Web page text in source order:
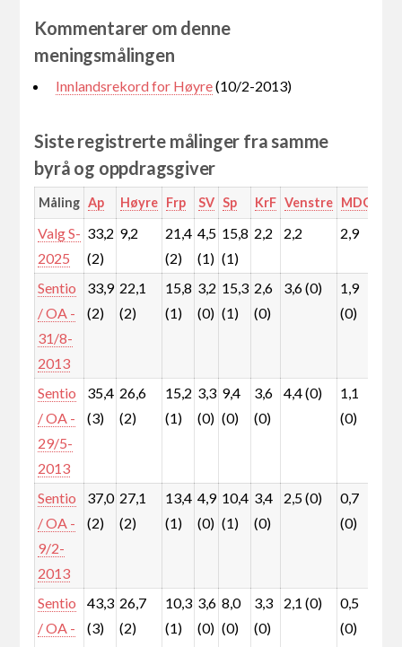
Kommentarer om denne
meningsmålingen
Innlandsrekord for Høyre(10/2-2013)
Siste registrerte målinger fra samme
byrå og oppdragsgiver
Måling Ap Høyre Frp SV Sp KrF Venstre MDG
Valg S-
2025
33,2
(2)
9,2
21,4
(2)
4,5
(1)
15,8
(1)
2,2 2,2 2,9
Sentio
/ OA -
31/8-
2013
33,9
(2)
22,1
(2)
15,8
(1)
3,2
(0)
15,3
(1)
2,6
(0)
3,6 (0)
1,9
(0)
Sentio
/ OA -
29/5-
2013
35,4
(3)
26,6
(2)
15,2
(1)
3,3
(0)
9,4
(0)
3,6
(0)
4,4 (0)
1,1
(0)
Sentio
/ OA -
9/2-
2013
37,0
(2)
27,1
(2)
13,4
(1)
4,9
(0)
10,4
(1)
3,4
(0)
2,5 (0)
0,7
(0)
Sentio
/ OA -
43,3
(3)
26,7
(2)
10,3
(1)
3,6
(0)
8,0
(0)
3,3
(0)
2,1 (0)
0,5
(0)